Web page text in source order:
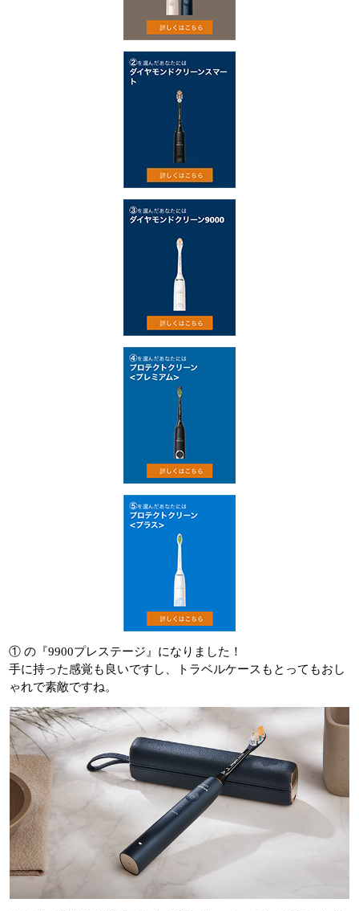
① の『9900プレステージ』になりました！
手に持った感覚も良いですし、トラベルケースもとってもおし
ゃれで素敵ですね。